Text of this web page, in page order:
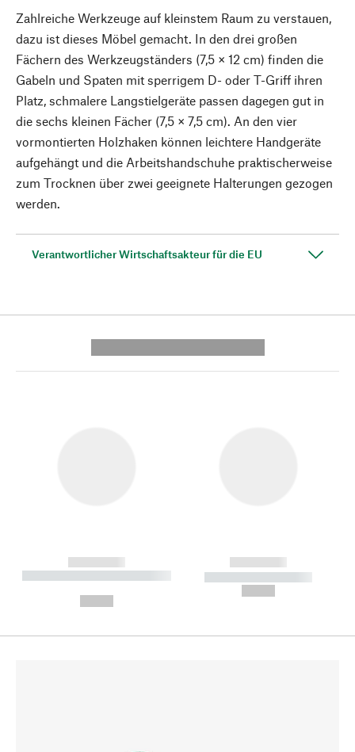
Zahlreiche Werkzeuge auf kleinstem Raum zu verstauen,
dazu ist dieses Möbel gemacht. In den drei großen
Fächern des Werkzeugständers (7,5 × 12 cm) finden die
Gabeln und Spaten mit sperrigem D- oder T-Griff ihren
Platz, schmalere Langstielgeräte passen dagegen gut in
die sechs kleinen Fächer (7,5 × 7,5 cm). An den vier
vormontierten Holzhaken können leichtere Handgeräte
aufgehängt und die Arbeitshandschuhe praktischerweise
zum Trocknen über zwei geeignete Halterungen gezogen
werden.
Verantwortlicher Wirtschaftsakteur für die EU
------------
----------- ----------- --------
------------
----------- -----------